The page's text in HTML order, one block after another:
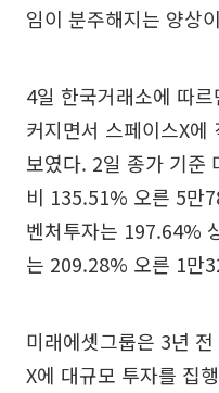
임이 분주해지는 양상
4일 한국거래소에 따
커지면서 스페이스X에
보였다. 2일 종가 기준
비 135.51% 오른 5만
벤처투자는 197.64%
는 209.28% 오른 1만
미래에셋그룹은 3년
X에 대규모 투자를 집